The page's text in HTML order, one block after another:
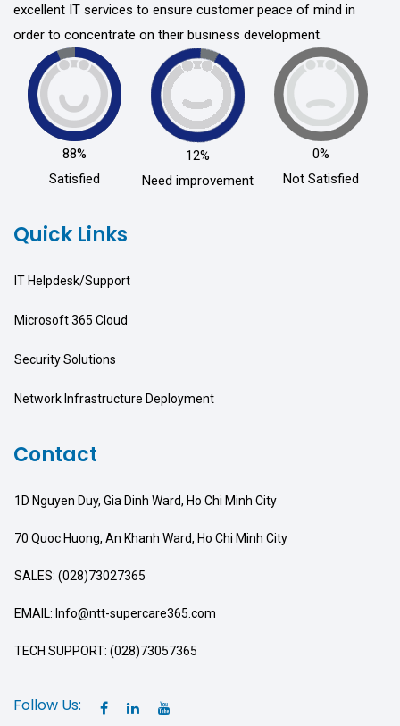
excellent IT services to ensure customer peace of mind in
order to concentrate on their business development.
88%
Satisfied
12%
Need improvement
0%
Not Satisfied
Quick Links
IT Helpdesk/Support
Microsoft 365 Cloud
Security Solutions
Network Infrastructure Deployment
Contact
1D Nguyen Duy, Gia Dinh Ward, Ho Chi Minh City
70 Quoc Huong, An Khanh Ward, Ho Chi Minh City
SALES: (028)73027365
EMAIL: Info@ntt-supercare365.com
TECH SUPPORT: (028)73057365
Follow Us: